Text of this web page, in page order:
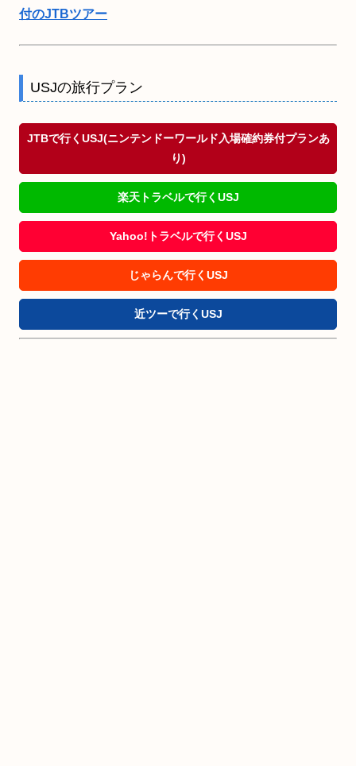
付のJTBツアー
USJの旅行プラン
JTBで行くUSJ(ニンテンドーワールド入場確約券付プランあ
り)
楽天トラベルで行くUSJ
Yahoo!トラベルで行くUSJ
じゃらんで行くUSJ
近ツーで行くUSJ